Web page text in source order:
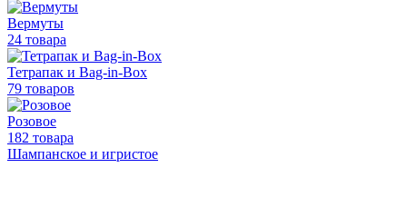
Вермуты
24 товара
Тетрапак и Bag-in-Box
79 товаров
Розовое
182 товара
Шампанское и игристое